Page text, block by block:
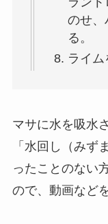
のせ、
る。
ライム
マサに水を吸水
「水回し（みず
ったことのない
ので、動画など